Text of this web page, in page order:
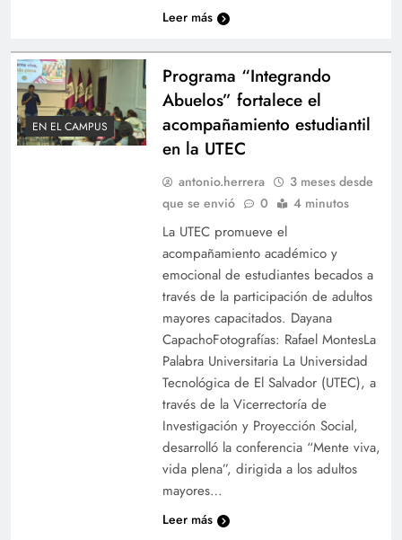
Leer más
EN EL CAMPUS
Programa “Integrando
Abuelos” fortalece el
acompañamiento estudiantil
en la UTEC
antonio.herrera
3 meses desde
que se envió
0 4 minutos
La UTEC promueve el
acompañamiento académico y
emocional de estudiantes becados a
través de la participación de adultos
mayores capacitados. Dayana
CapachoFotografías: Rafael MontesLa
Palabra Universitaria La Universidad
Tecnológica de El Salvador (UTEC), a
través de la Vicerrectoría de
Investigación y Proyección Social,
desarrolló la conferencia “Mente viva,
vida plena”, dirigida a los adultos
mayores…
Leer más